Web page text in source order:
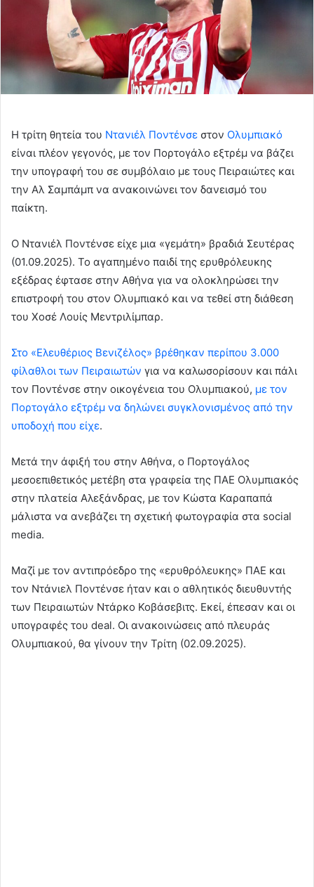
Η τρίτη θητεία του Ντανιέλ Ποντένσε στον Ολυμπιακό
είναι πλέον γεγονός, με τον Πορτογάλο εξτρέμ να βάζει
την υπογραφή του σε συμβόλαιο με τους Πειραιώτες και
την Αλ Σαμπάμπ να ανακοινώνει τον δανεισμό του
παίκτη.
Ο Ντανιέλ Ποντένσε είχε μια «γεμάτη» βραδιά Σευτέρας
(01.09.2025). Το αγαπημένο παιδί της ερυθρόλευκης
εξέδρας έφτασε στην Αθήνα για να ολοκληρώσει την
επιστροφή του στον Ολυμπιακό και να τεθεί στη διάθεση
του Χοσέ Λουίς Μεντριλίμπαρ.
Στο «Ελευθέριος Βενιζέλος» βρέθηκαν περίπου 3.000
φίλαθλοι των Πειραιωτών για να καλωσορίσουν και πάλι
τον Ποντένσε στην οικογένεια του Ολυμπιακού, με τον
Πορτογάλο εξτρέμ να δηλώνει συγκλονισμένος από την
υποδοχή που είχε.
Μετά την άφιξή του στην Αθήνα, ο Πορτογάλος
μεσοεπιθετικός μετέβη στα γραφεία της ΠΑΕ Ολυμπιακός
στην πλατεία Αλεξάνδρας, με τον Κώστα Καραπαπά
μάλιστα να ανεβάζει τη σχετική φωτογραφία στα social
media.
Μαζί με τον αντιπρόεδρο της «ερυθρόλευκης» ΠΑΕ και
τον Ντάνιελ Ποντένσε ήταν και ο αθλητικός διευθυντής
των Πειραιωτών Ντάρκο Κοβάσεβιτς. Εκεί, έπεσαν και οι
υπογραφές του deal. Οι ανακοινώσεις από πλευράς
Ολυμπιακού, θα γίνουν την Τρίτη (02.09.2025).